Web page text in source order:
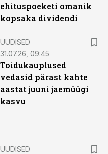
ehituspoeketi omanik
kopsaka dividendi
UUDISED
31.07.26, 09:45
Toidukauplused
vedasid pärast kahte
aastat juuni jaemüügi
kasvu
UUDISED